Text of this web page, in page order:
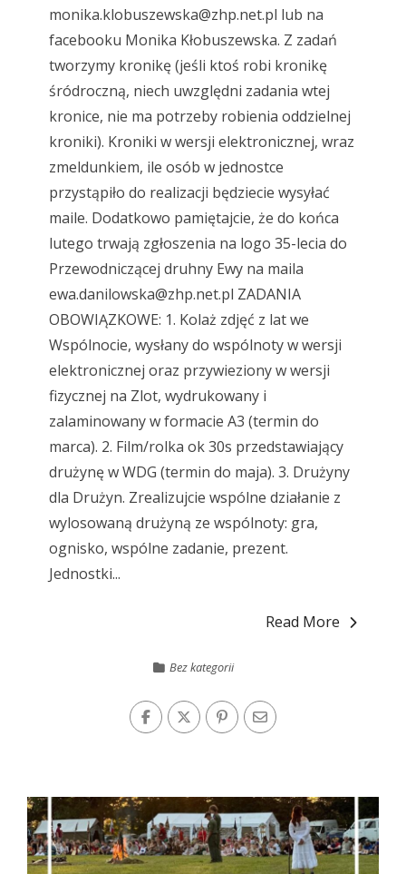
monika.klobuszewska@zhp.net.pl lub na
facebooku Monika Kłobuszewska. Z zadań
tworzymy kronikę (jeśli ktoś robi kronikę
śródroczną, niech uwzględni zadania wtej
kronice, nie ma potrzeby robienia oddzielnej
kroniki). Kroniki w wersji elektronicznej, wraz
zmeldunkiem, ile osób w jednostce
przystąpiło do realizacji będziecie wysyłać
maile. Dodatkowo pamiętajcie, że do końca
lutego trwają zgłoszenia na logo 35-lecia do
Przewodniczącej druhny Ewy na maila
ewa.danilowska@zhp.net.pl ZADANIA
OBOWIĄZKOWE: 1. Kolaż zdjęć z lat we
Wspólnocie, wysłany do wspólnoty w wersji
elektronicznej oraz przywieziony w wersji
fizycznej na Zlot, wydrukowany i
zalaminowany w formacie A3 (termin do
marca). 2. Film/rolka ok 30s przedstawiający
drużynę w WDG (termin do maja). 3. Drużyny
dla Drużyn. Zrealizujcie wspólne działanie z
wylosowaną drużyną ze wspólnoty: gra,
ognisko, wspólne zadanie, prezent.
Jednostki...
Read More
Bez kategorii